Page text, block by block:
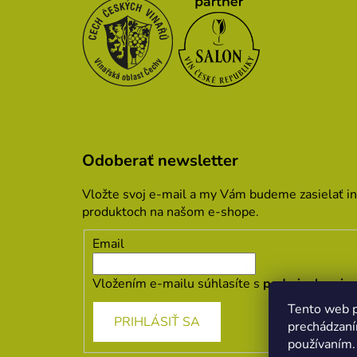
Tento web
Odoberať newsletter
Vložte svoj e-mail a my Vám budeme zasielať
produktoch na našom e-shope.
Email
Vložením e-mailu súhlasíte s podmienkami
PRIHLÁSIŤ SA